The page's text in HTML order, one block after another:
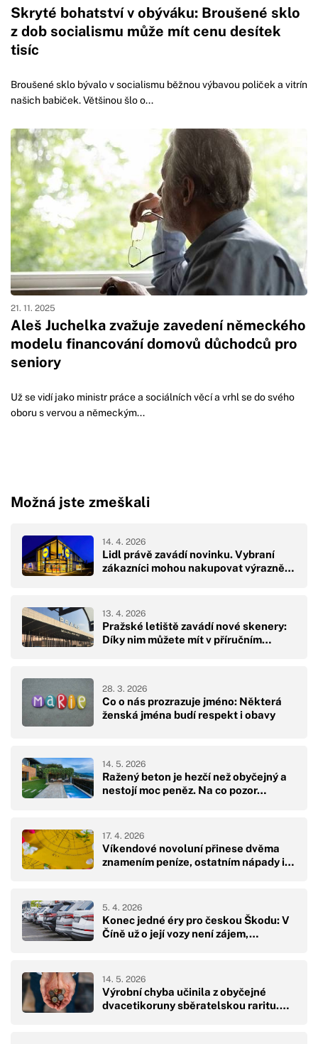
Skryté bohatství v obýváku: Broušené sklo
z dob socialismu může mít cenu desítek
tisíc
Broušené sklo bývalo v socialismu běžnou výbavou poliček a vitrín
našich babiček. Většinou šlo o...
Aleš Juchelka zvažuje zavedení německého
modelu financování domovů důchodců pro
seniory
21. 11. 2025
Už se vidí jako ministr práce a sociálních věcí a vrhl se do svého
oboru s vervou a německým...
Možná jste zmeškali
Lidl právě zavádí novinku. Vybraní
zákazníci mohou nakupovat výrazně…
14. 4. 2026
Pražské letiště zavádí nové skenery:
Díky nim můžete mít v příručním…
13. 4. 2026
Co o nás prozrazuje jméno: Některá
ženská jména budí respekt i obavy
28. 3. 2026
Ražený beton je hezčí než obyčejný a
nestojí moc peněz. Na co pozor…
14. 5. 2026
Víkendové novoluní přinese dvěma
znamením peníze, ostatním nápady i…
17. 4. 2026
Konec jedné éry pro českou Škodu: V
Číně už o její vozy není zájem,…
5. 4. 2026
Výrobní chyba učinila z obyčejné
dvacetikoruny sběratelskou raritu.…
14. 5. 2026